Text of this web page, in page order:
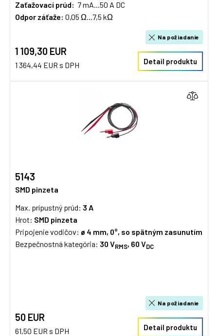
Zaťažovací prúd: 7 mA...50 A DC
Odpor záťaže: 0,05 Ω...7,5 kΩ
1 109,30 EUR
1 364,44 EUR s DPH
Na požiadanie
Detail produktu
5143
SMD pinzeta
Max. prípustný prúd: 3 A
Hrot: SMD pinzeta
Pripojenie vodičov: ø 4 mm, 0°, so spätným zasunutím
Bezpečnostná kategória: 30 VRMS, 60 VDC
50 EUR
61,50 EUR s DPH
Na požiadanie
Detail produktu